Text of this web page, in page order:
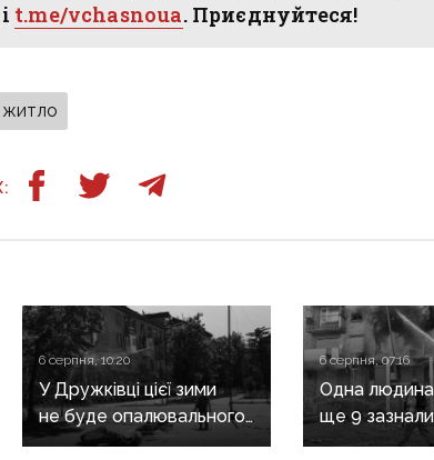
t.me/vchasnoua. Приєднуйтеся!
житло
6 серпня, 10:20
У Дружківці цієї зими
не буде опалювального
сезону: фронт
6 серпня, 07:16
Одна людина
ще 9
воєнні